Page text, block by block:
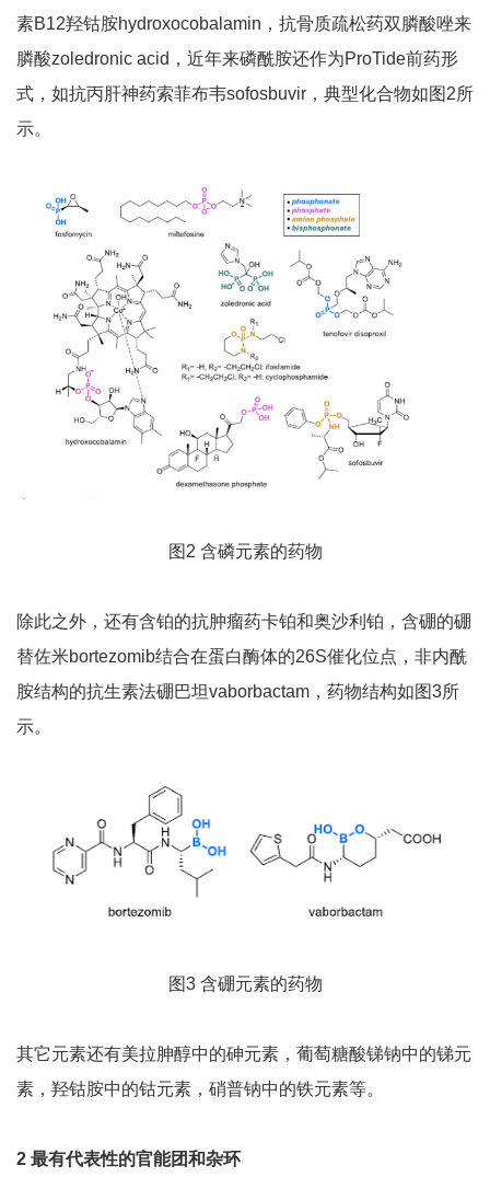
素B12羟钴胺hydroxocobalamin，抗骨质疏松药双膦酸唑来
膦酸zoledronic acid，近年来磷酰胺还作为ProTide前药形
式，如抗丙肝神药索菲布韦sofosbuvir，典型化合物如图2所
示。
图2 含磷元素的药物
除此之外，还有含铂的抗肿瘤药卡铂和奥沙利铂，含硼的硼
替佐米bortezomib结合在蛋白酶体的26S催化位点，非内酰
胺结构的抗生素法硼巴坦vaborbactam，药物结构如图3所
示。
图3 含硼元素的药物
其它元素还有美拉胂醇中的砷元素，葡萄糖酸锑钠中的锑元
素，羟钴胺中的钴元素，硝普钠中的铁元素等。
2 最有代表性的官能团和杂环